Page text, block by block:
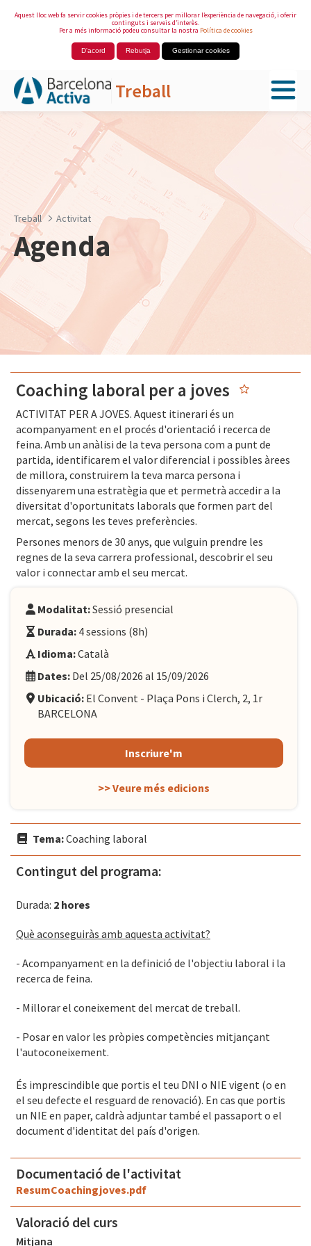
Aquest lloc web fa servir cookies pròpies i de tercers per millorar l’experiència de navegació, i oferir
continguts i serveis d’interès.
Per a més informació podeu consultar la nostra Política de cookies
D'acord Rebutja Gestionar cookies
Treball
Salta al contingut principal
Treball Activitat
Agenda
Coaching laboral per a joves
ACTIVITAT PER A JOVES. Aquest itinerari és un
acompanyament en el procés d'orientació i recerca de
feina. Amb un anàlisi de la teva persona com a punt de
partida, identificarem el valor diferencial i possibles àrees
de millora, construirem la teva marca persona i
dissenyarem una estratègia que et permetrà accedir a la
diversitat d'oportunitats laborals que formen part del
mercat, segons les teves preferències.
Persones menors de 30 anys, que vulguin prendre les
regnes de la seva carrera professional, descobrir el seu
valor i connectar amb el seu mercat.
Modalitat:Sessió presencial
Durada: 4 sessions (8h)
Idioma:Català
Dates: Del 25/08/2026 al 15/09/2026
Ubicació: El Convent - Plaça Pons i Clerch, 2, 1r
BARCELONA
Inscriure'm
>> Veure més edicions
Tema:Coaching laboral
Contingut del programa:
Durada: 2 hores
Què aconseguiràs amb aquesta activitat?
- Acompanyament en la definició de l'objectiu laboral i la
recerca de feina.
- Millorar el coneixement del mercat de treball.
- Posar en valor les pròpies competències mitjançant
l'autoconeixement.
És imprescindible que portis el teu DNI o NIE vigent (o en
el seu defecte el resguard de renovació). En cas que portis
un NIE en paper, caldrà adjuntar també el passaport o el
document d'identitat del país d'origen.
Documentació de l'activitat
ResumCoachingjoves.pdf
Valoració del curs
Mitjana